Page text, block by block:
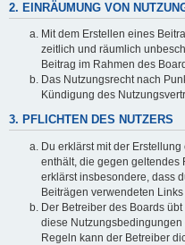
2. EINRÄUMUNG VON
Mit dem Erstellen eines
zeitlich und räumlich
Beitrag im Rahmen des
Das Nutzungsrecht nach
Kündigung des
3. PFLICHTEN DES NUTZERS
Du erklärst mit der
enthält, die gegen geltendes
erklärst insbesondere, dass
Beiträgen verwendeten
Der Betreiber des Boards
diese
Regeln kann der Betreiber